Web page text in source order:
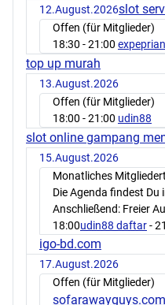
12.August.2026slot
Offen (für Mitglieder)
18:30 - 21:00 expeprian
top up murah
13.August.2026
Offen (für Mitglieder)
18:00 - 21:00 udin88
slot online gampang
15.August.2026
Monatliches
Die Agenda findest Du
Anschließend: Freier
18:00udin88 daftar-
igo-bd.com
17.August.2026
Offen (für Mitglieder)
sofarawayguys.com